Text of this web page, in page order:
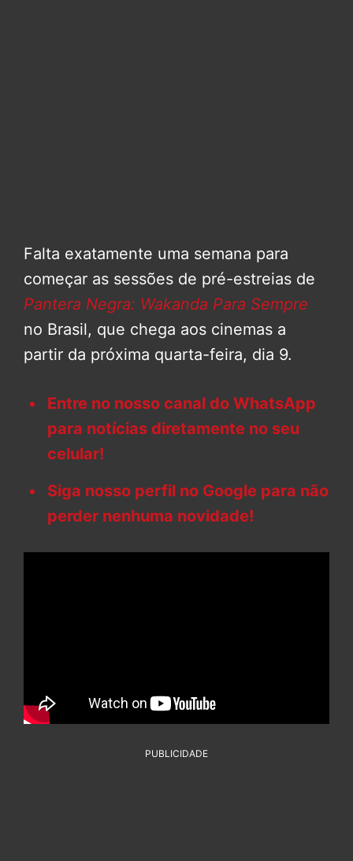
Falta exatamente uma semana para
começar as sessões de pré-estreias de
Pantera Negra: Wakanda Para Sempre
no Brasil, que chega aos cinemas a
partir da próxima quarta-feira, dia 9.
Entre no nosso canal do WhatsApp
para notícias diretamente no seu
celular!
Siga nosso perfil no Google para não
perder nenhuma novidade!
PUBLICIDADE